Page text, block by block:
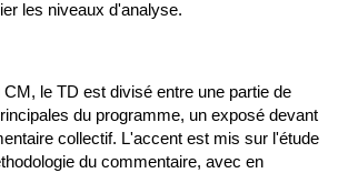
les niveaux d'analyse.
le TD est divisé entre une partie de
du programme, un exposé devant
collectif. L'accent est mis sur l'étude
du commentaire, avec en